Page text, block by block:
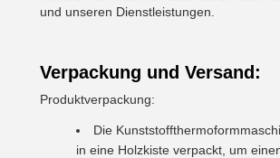
und unseren Dienstleistungen.
Verpackung und Versand:
Produktverpackung:
Die
in eine Holzkiste verpackt, um